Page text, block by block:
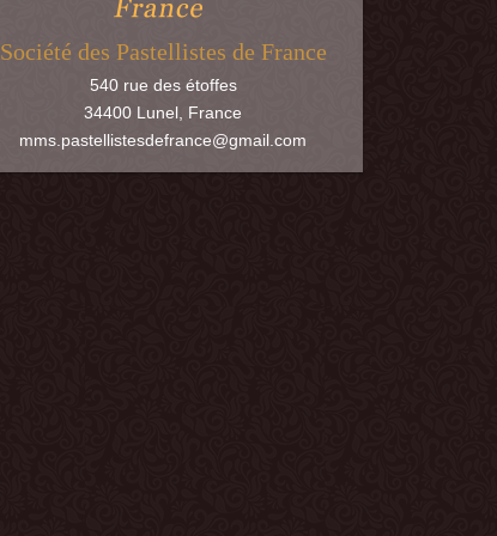
Société des Pastellistes de France
540 rue des étoffes
34400 Lunel France
mms.pastellistesdefrance@gmail.com